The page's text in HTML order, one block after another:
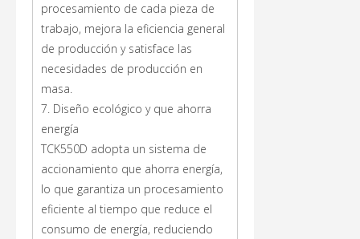
procesamiento de cada pieza de
trabajo, mejora la eficiencia general
de producción y satisface las
necesidades de producción en
masa.
7. Diseño ecológico y que ahorra
energía
TCK550D adopta un sistema de
accionamiento que ahorra energía,
lo que garantiza un procesamiento
eficiente al tiempo que reduce el
consumo de energía, reduciendo